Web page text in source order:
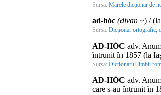
Sursa: Marele dicționar de
ad-hóc (divan ~) /
Sursa: Dicționar ortografic,
AD-HÓC adv.
întrunit în 1857 (la
Sursa: Dicționarul limbii
AD-HÓC adv.
care s-au întrunit în